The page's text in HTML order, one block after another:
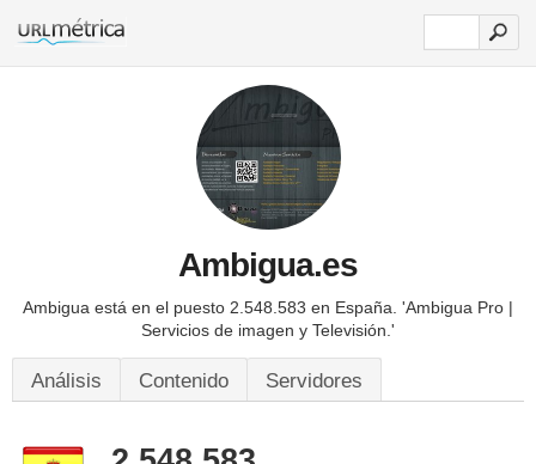
Ambigua.es
Ambigua está en el puesto 2.548.583 en España. 'Ambigua Pro |
Servicios de imagen y Televisión.'
Análisis Contenido Servidores